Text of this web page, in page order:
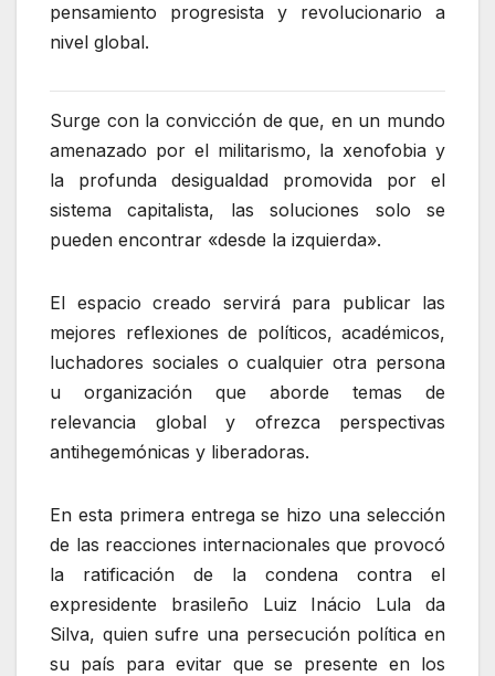
pensamiento progresista y revolucionario a
nivel global.
Surge con la convicción de que, en un mundo
amenazado por el militarismo, la xenofobia y
la profunda desigualdad promovida por el
sistema capitalista, las soluciones solo se
pueden encontrar «desde la izquierda».
El espacio creado servirá para publicar las
mejores reflexiones de políticos, académicos,
luchadores sociales o cualquier otra persona
u organización que aborde temas de
relevancia global y ofrezca perspectivas
antihegemónicas y liberadoras.
En esta primera entrega se hizo una selección
de las reacciones internacionales que provocó
la ratificación de la condena contra el
expresidente brasileño Luiz Inácio Lula da
Silva, quien sufre una persecución política en
su país para evitar que se presente en los